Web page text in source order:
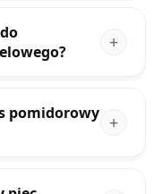
pomidorowy